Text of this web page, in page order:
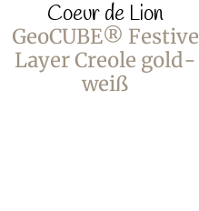
Coeur de Lion
GeoCUBE® Festive
Layer Creole gold-
weiß